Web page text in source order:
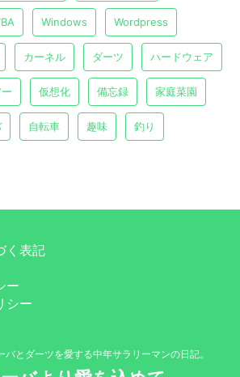
Windows Wordpress
カーネル ダーツ ハードウェア
仮想化 備忘録 家庭菜園
自転車 趣味 釣り
く表記
ー
シー
とダーツを愛する中年サラリーマンの日記。